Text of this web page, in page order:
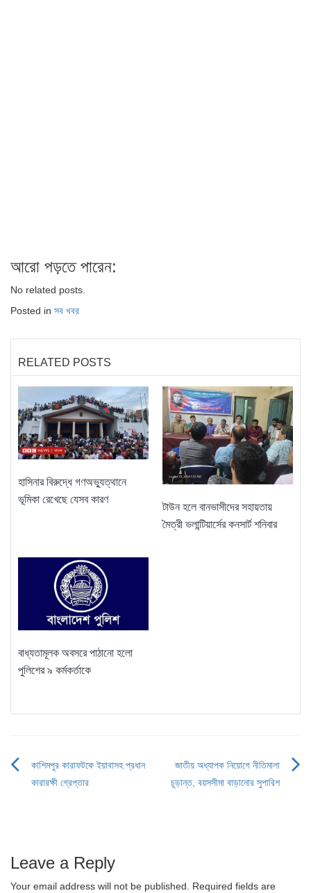
আরো পড়তে পারেন:
No related posts.
Posted in সব খবর
RELATED POSTS
হাসিনার বিরুদ্ধে গণঅভ্যুত্থানে
ভূমিকা রেখেছে যেসব কারণ
টাউন হলে বানভাসীদের সহায়তায়
মৈত্রী ভলান্টিয়ার্সের কনসার্ট শনিবার
বাধ্যতামূলক অবসরে পাঠানো হলো
পুলিশের ৯ কর্মকর্তাকে
Post
কাশিমপুর কারাফটকে ইয়াবাসহ প্রধান
কারারক্ষী গ্রেপ্তার
জাতীয় অধ্যাপক নিয়োগে নীতিমালা
চূড়ান্ত, বয়সসীমা বাড়ানোর সুপারিশ
Leave a Reply
Your email address will not be published. Required fields are